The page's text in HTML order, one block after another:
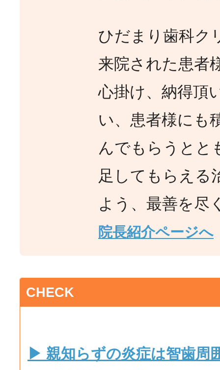
ひだまり歯科ク
来院された患者
心掛け、納得頂
い、患者様にも
んでもらうとと
足してもらえる
よう、最善を尽
院長紹介ページへ
CHECK
▶ 親知らずの炎症は智歯周